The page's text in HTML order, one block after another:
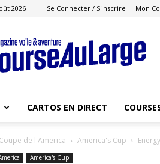
2026 Se Connecter / S'inscrire Mon
Course
au
Large
CARTOS EN DIRECT
Coupe de l'America America's Cup
America's Cup